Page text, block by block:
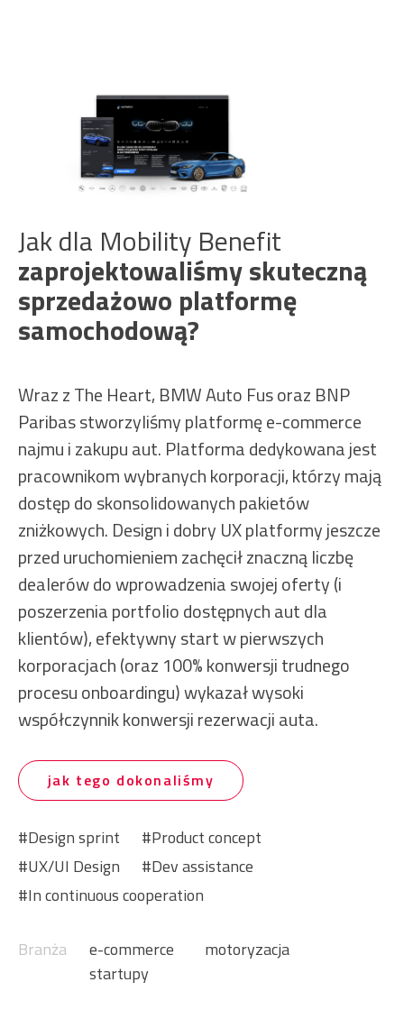
Jak dla Mobility Benefit
zaprojektowaliśmy skuteczną
sprzedażowo platformę
samochodową?
Wraz z The Heart, BMW Auto Fus oraz BNP
Paribas stworzyliśmy platformę e-commerce
najmu i zakupu aut. Platforma dedykowana jest
pracownikom wybranych korporacji, którzy mają
dostęp do skonsolidowanych pakietów
zniżkowych. Design i dobry UX platformy jeszcze
przed uruchomieniem zachęcił znaczną liczbę
dealerów do wprowadzenia swojej oferty (i
poszerzenia portfolio dostępnych aut dla
klientów), efektywny start w pierwszych
korporacjach (oraz 100% konwersji trudnego
procesu onboardingu) wykazał wysoki
współczynnik konwersji rezerwacji auta.
jak tego dokonaliśmy
Design sprint
Product concept
UX/UI Design
Dev assistance
In continuous cooperation
Branża e-commerce
motoryzacja
startupy